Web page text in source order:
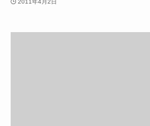
2011年4月2日